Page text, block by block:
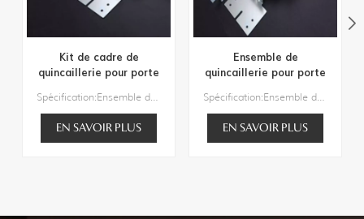
Kit de cadre de
quincaillerie pour porte
lb
Spécification:Ensemble de quincaillerie pour porte escamotable 2x4 125 lbSuggestion de largeur de porte : 24"/28"/30"/32"/36"/42"/48"Suggestion de hauteur de porte : 80"/ 84"/ 96" /108"Suggestion d'épaisseur de porte : 1" à 1-3/4"Épaisseur de la structure du mur : 3-1/2"(2x4) MinEnsemble de cadre de porte escamotable de qualité commercialeEn option : Kit Soft-Close/Kit convergent/Kit adaptateur 1 3/4"
EN SAVOIR PLUS
Ensemble de
quincaillerie pour porte
Spécification:Ensemble de quincaillerie pour porte escamotable 2x4 150 lbPoids de la porte : 150 lb max.Suggestion de largeur de porte : 24"/28"/30"/32"/36"/42"/48"Suggestion de hauteur de porte : 80"/ 84"/ 96" /108"Suggestion d'épaisseur de porte : 1" à 1-3/4"Épaisseur de la structure du mur : 3-1/2" (2x4) Min.En option : kit de fermeture en douceur/ kit convergent/ kit adaptateur 1-3/4"
EN SAVOIR PLUS